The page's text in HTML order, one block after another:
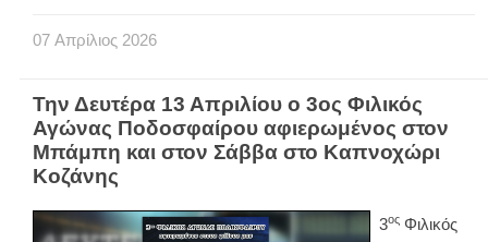
07 Απρίλιος 2026
Την Δευτέρα 13 Απριλίου ο 3ος Φιλικός
Αγώνας Ποδοσφαίρου αφιερωμένος στον
Μπάμπη και στον Σάββα στο Καπνοχώρι
Κοζάνης
3ος Φιλικός